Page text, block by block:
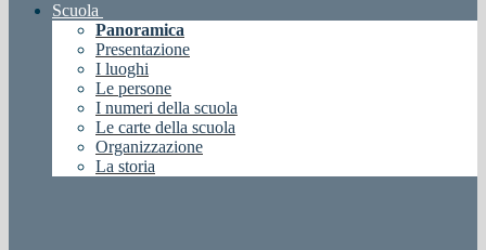
Scuola
Panoramica
Presentazione
I luoghi
Le persone
I numeri della scuola
Le carte della scuola
Organizzazione
La storia